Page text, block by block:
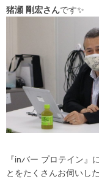
猪瀬 剛宏さんです✨
『inバー プロテイン』
とをたくさんお伺いした